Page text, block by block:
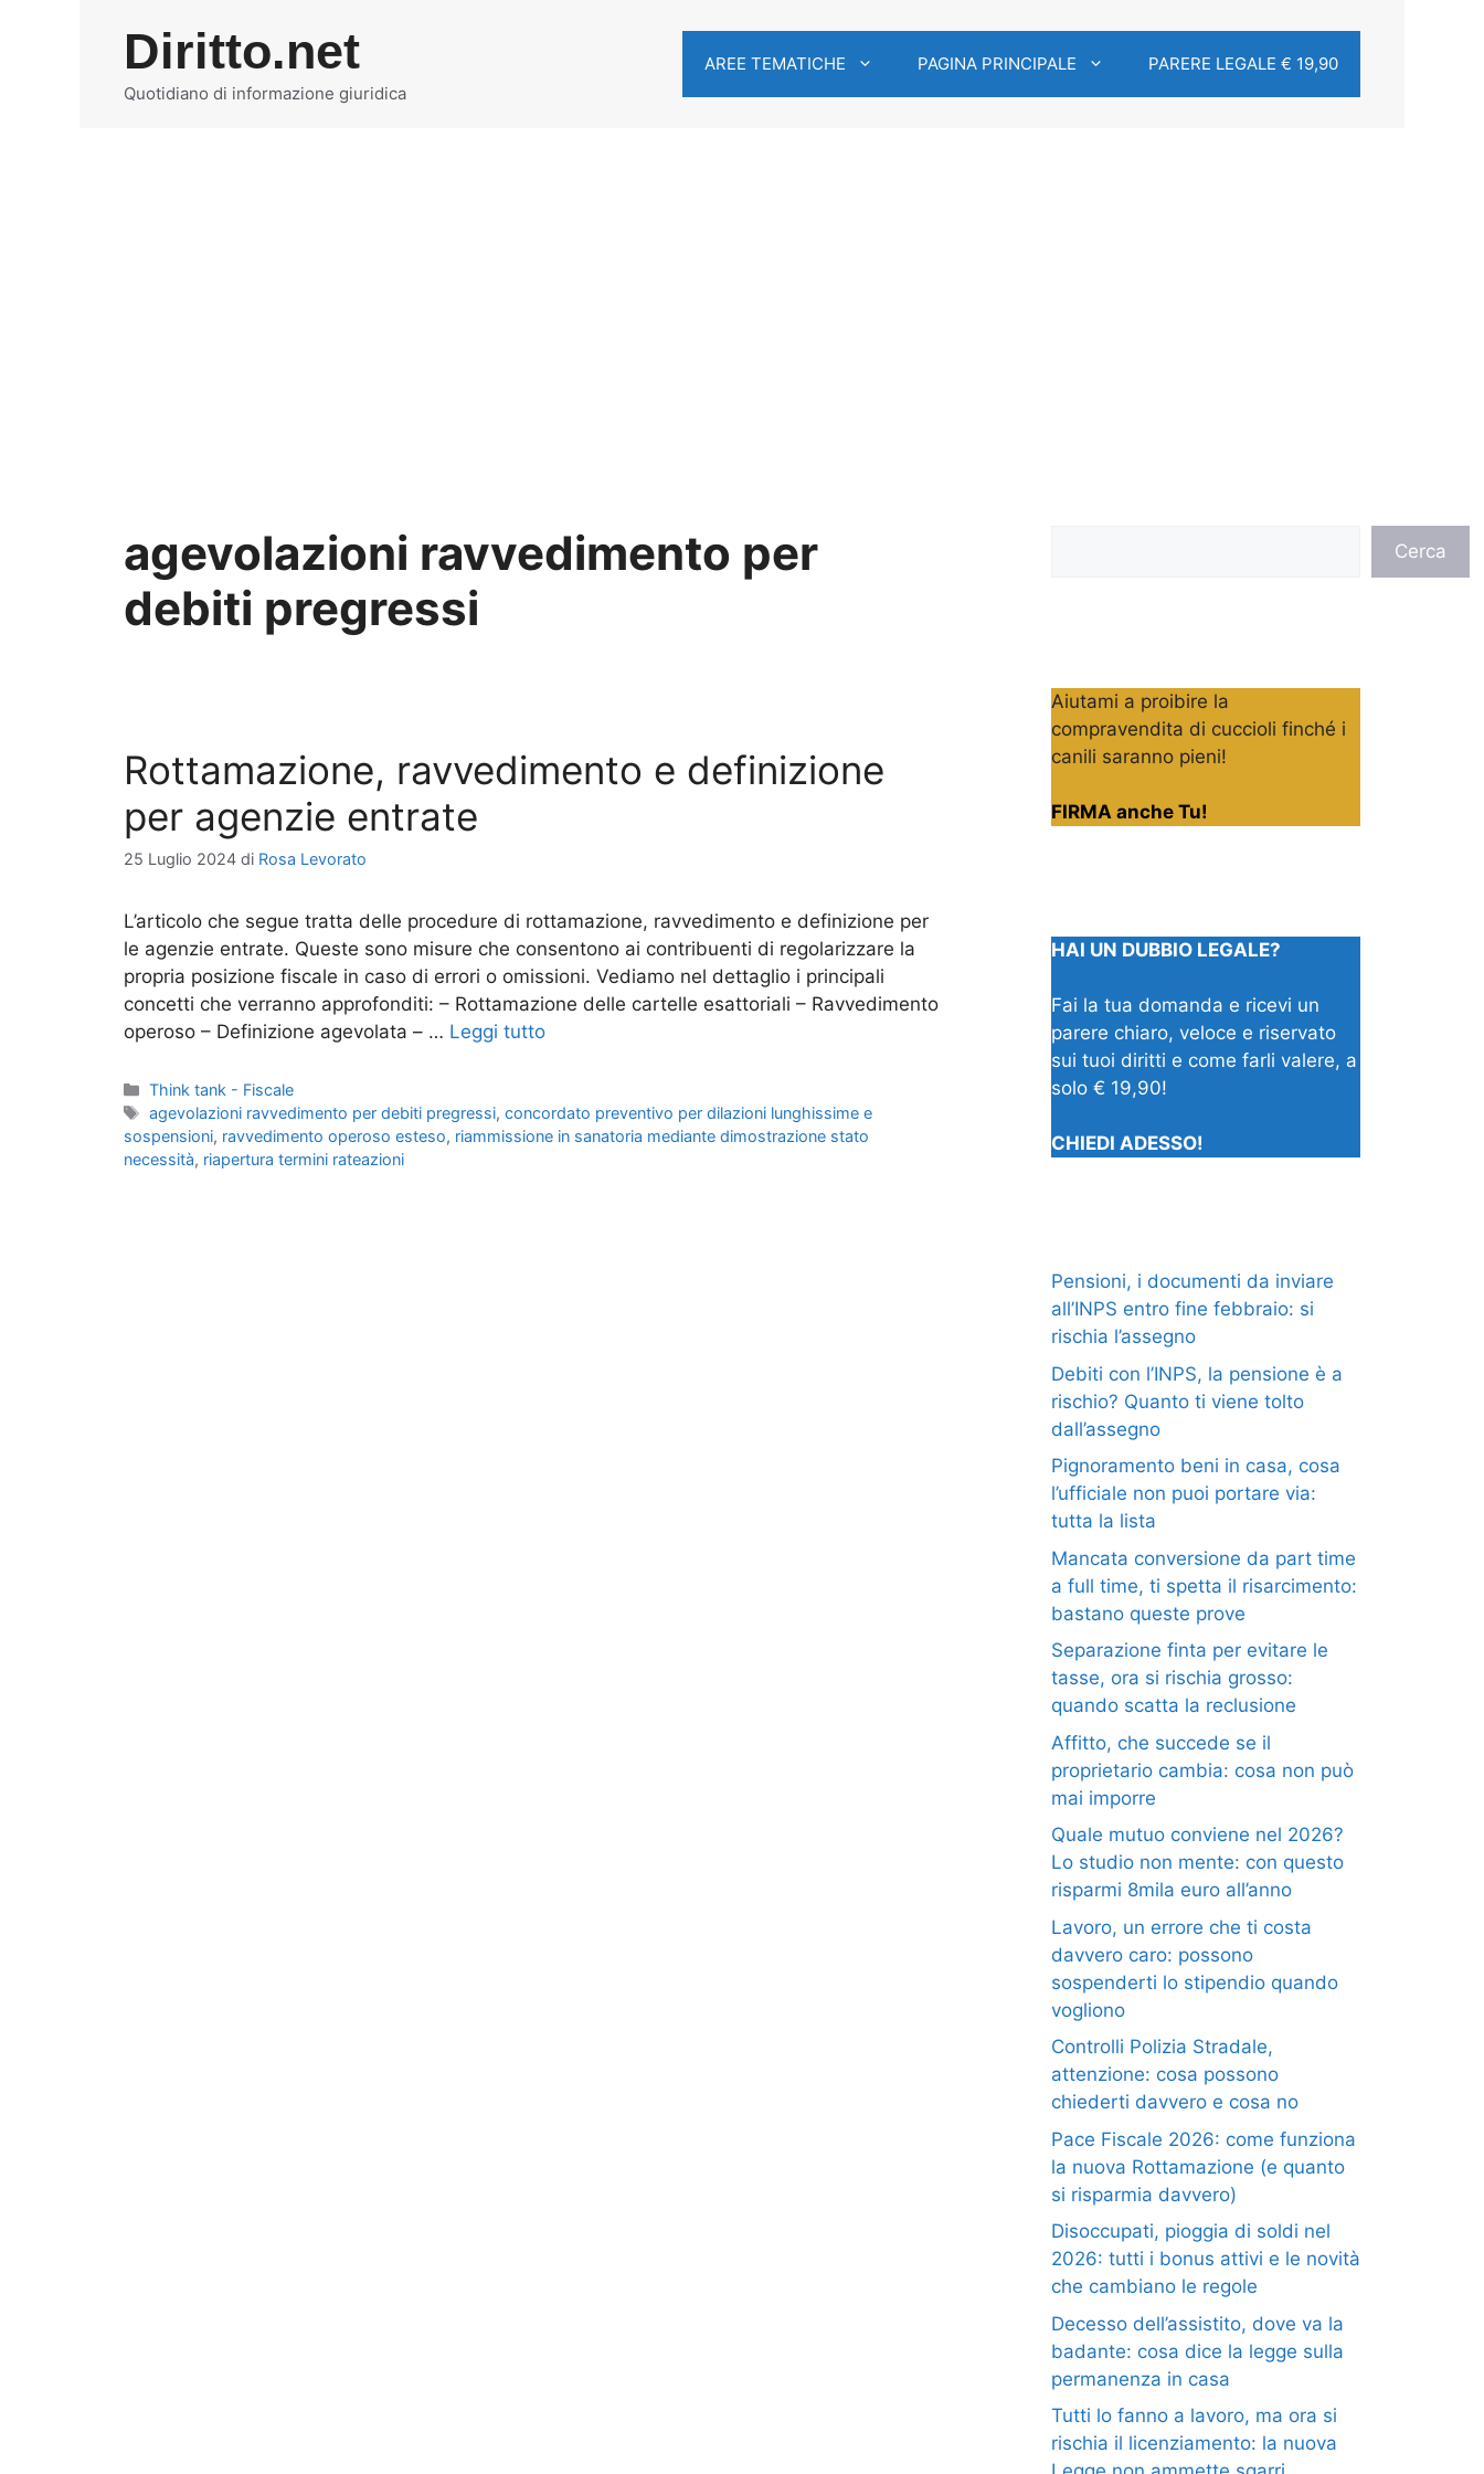
Diritto.net
Quotidiano di informazione giuridica
AREE TEMATICHE PAGINA PRINCIPALE PARERE LEGALE € 19,90
agevolazioni ravvedimento per
debiti pregressi
Rottamazione, ravvedimento e definizione
per agenzie entrate
25 Luglio 2024 di Rosa Levorato
L’articolo che segue tratta delle procedure di rottamazione, ravvedimento e definizione per
le agenzie entrate. Queste sono misure che consentono ai contribuenti di regolarizzare la
propria posizione fiscale in caso di errori o omissioni. Vediamo nel dettaglio i principali
concetti che verranno approfonditi: – Rottamazione delle cartelle esattoriali – Ravvedimento
operoso – Definizione agevolata – … Leggi tutto
Categorie
Think tank - Fiscale
Tag
agevolazioni ravvedimento per debiti pregressi,concordato preventivo per dilazioni lunghissime e
sospensioni, ravvedimento operoso esteso, riammissione in sanatoria mediante dimostrazione stato
necessità, riapertura termini rateazioni
Cerca
Aiutami a proibire la
compravendita di cuccioli finché i
canili saranno pieni!
FIRMA anche Tu!
HAI UN DUBBIO LEGALE?
Fai la tua domanda e ricevi un
parere chiaro, veloce e riservato
sui tuoi diritti e come farli valere, a
solo € 19,90!
CHIEDI ADESSO!
Pensioni, i documenti da inviare
all’INPS entro fine febbraio: si
rischia l’assegno
Debiti con l’INPS, la pensione è a
rischio? Quanto ti viene tolto
dall’assegno
Pignoramento beni in casa, cosa
l’ufficiale non puoi portare via:
tutta la lista
Mancata conversione da part time
a full time, ti spetta il risarcimento:
bastano queste prove
Separazione finta per evitare le
tasse, ora si rischia grosso:
quando scatta la reclusione
Affitto, che succede se il
proprietario cambia: cosa non può
mai imporre
Quale mutuo conviene nel 2026?
Lo studio non mente: con questo
risparmi 8mila euro all’anno
Lavoro, un errore che ti costa
davvero caro: possono
sospenderti lo stipendio quando
vogliono
Controlli Polizia Stradale,
attenzione: cosa possono
chiederti davvero e cosa no
Pace Fiscale 2026: come funziona
la nuova Rottamazione (e quanto
si risparmia davvero)
Disoccupati, pioggia di soldi nel
2026: tutti i bonus attivi e le novità
che cambiano le regole
Decesso dell’assistito, dove va la
badante: cosa dice la legge sulla
permanenza in casa
Tutti lo fanno a lavoro, ma ora si
rischia il licenziamento: la nuova